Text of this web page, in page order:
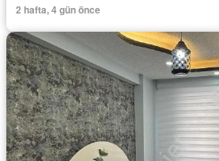
2 hafta, 4 gün önce